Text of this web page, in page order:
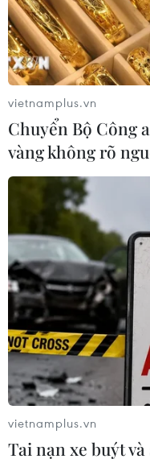
Hàng chục
sàn xét tuyển đại
21/07/2023 10:16
Hiện đã có hàng
điểm đảm bảo chất
Bộ Giáo dục và Đào
trường phải công bố
vietnamplus.vn
Chuyển Bộ Công
vàng không rõ
vietnamplus.vn
Tai nạn xe buýt